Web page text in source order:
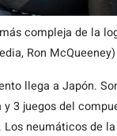
compleja de la
Ron McQueeney)
llega a Japón.
3 juegos del
neumáticos de